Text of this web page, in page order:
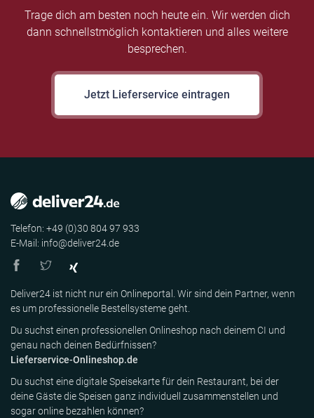
Trage dich am besten noch heute ein. Wir werden dich
dann schnellstmöglich kontaktieren und alles weitere
besprechen.
Jetzt Lieferservice eintragen
Telefon: +49 (0)30 804 97 933
E-Mail: info@deliver24.de
Deliver24 ist nicht nur ein Onlineportal. Wir sind dein Partner, wenn
es um professionelle Bestellsysteme geht.
Du suchst einen professionellen Onlineshop nach deinem CI und
genau nach deinen Bedürfnissen?
Lieferservice-Onlineshop.de
Du suchst eine digitale Speisekarte für dein Restaurant, bei der
deine Gäste die Speisen ganz individuell zusammenstellen und
sogar online bezahlen können?